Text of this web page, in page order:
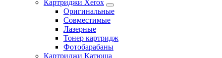
Картриджи Xerox
Оригинальные
Совместимые
Лазерные
Тонер картридж
Фотобарабаны
Картриджи Катюша